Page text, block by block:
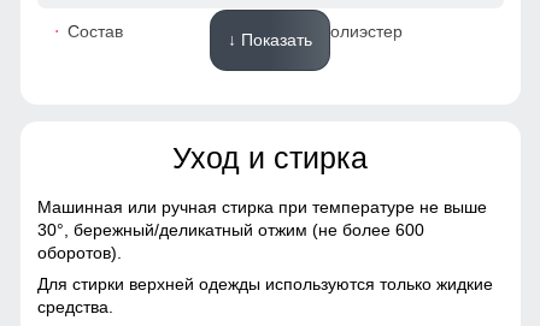
48 (XL)
Состав 100% Полиэстер
Gore-tex, Мембранные
материалы, Натуральные
Плащевка, Тефлон,
Экологичные материалы
Материал подкладки
куртки
Полиэстер/Ткани TW -
↓ Показать
Уход и стирка
Машинная или ручная стирка при температуре не выше
30°, бережный/деликатный отжим (не более 600
оборотов).
Для стирки верхней одежды используются только жидкие
средства.